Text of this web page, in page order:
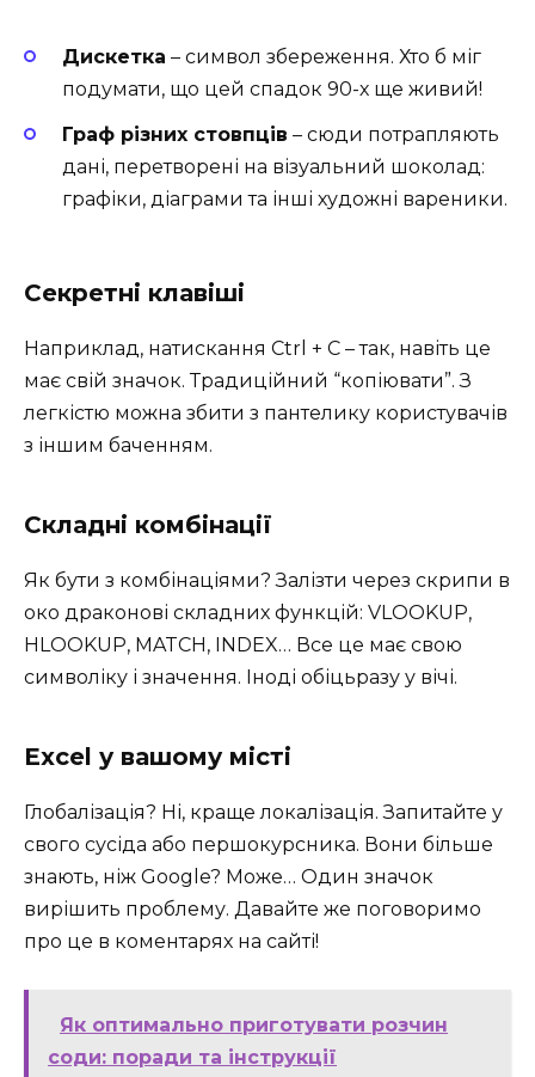
Дискетка – символ збереження. Хто б міг
подумати, що цей спадок 90-х ще живий!
Граф різних стовпців – сюди потрапляють
дані, перетворені на візуальний шоколад:
графіки, діаграми та інші художні вареники.
Секретні клавіші
Наприклад, натискання Ctrl + C – так, навіть це
має свій значок. Традиційний “копіювати”. З
легкістю можна збити з пантелику користувачів
з іншим баченням.
Складні комбінації
Як бути з комбінаціями? Залізти через скрипи в
око драконові складних функцій: VLOOKUP,
HLOOKUP, MATCH, INDEX… Все це має свою
символіку і значення. Іноді обіцьразу у вічі.
Excel у вашому місті
Глобалізація? Ні, краще локалізація. Запитайте у
свого сусіда або першокурсника. Вони більше
знають, ніж Google? Може… Один значок
вирішить проблему. Давайте же поговоримо
про це в коментарях на сайті!
Як оптимально приготувати розчин
соди: поради та інструкції